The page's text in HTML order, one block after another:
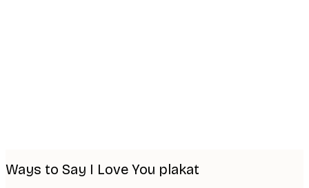
Ways to Say I Love You plakat